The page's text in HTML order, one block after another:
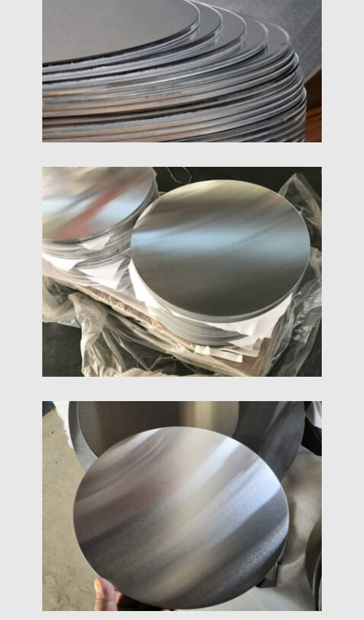
Круги з анодованого алюмінію - це круги з
анодованого алюмінію, які отримують
штампуванням рулонів анодованого алюмінію, і
часто використовуються у високоякісному
посуді, високоякісні декоративні частини та
електронні вироби.
6061 Алюмінієві Дискові Кола
6061 алюмінієві диски штамповані з 6061
пластини/котушки з алюмінієвого сплаву. 6061
алюмінієві диски є найпоширенішими
алюмінієвими дисками, за винятком 1000 серії
алюмінієвих дисків.
5083 Алюмінієвий Коло Диски
5083 алюмінієвий круг має більш високу
міцність, ніж 5052 алюміній і має виняткову
теплопровідність. В загартованому стані,
зберігає хорошу пластичність завдяки чудовій